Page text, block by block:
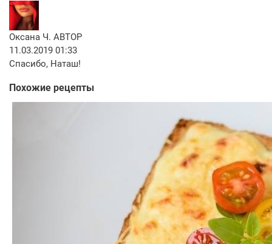
Оксана Ч. АВТОР
11.03.2019 01:33
Спасибо, Наташ!
Похожие рецепты